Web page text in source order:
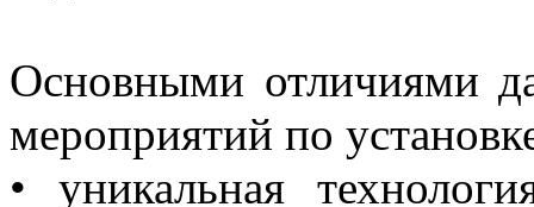
Основными отличиями
мероприятий по
• уникальная